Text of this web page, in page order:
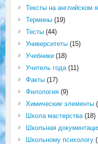
Тексты на английском
Термины(19)
Тесты(44)
Университеты(15)
Учебники(18)
Учитель года(11)
Факты(17)
Филология(9)
Химические элементы
Школа мастерства(18)
Школьная
Школьному психологу